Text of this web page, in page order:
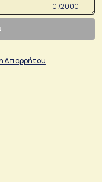
0 /2000
Απορρήτου